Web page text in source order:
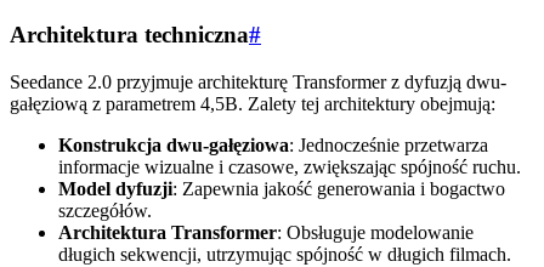
Architektura techniczna#
Seedance 2.0 przyjmuje architekturę Transformer z dyfuzją dwu-
gałęziową z parametrem 4,5B. Zalety tej architektury obejmują:
Konstrukcja dwu-gałęziowa: Jednocześnie przetwarza
informacje wizualne i czasowe, zwiększając spójność ruchu.
Model dyfuzji: Zapewnia jakość generowania i bogactwo
szczegółów.
Architektura Transformer: Obsługuje modelowanie
długich sekwencji, utrzymując spójność w długich filmach.